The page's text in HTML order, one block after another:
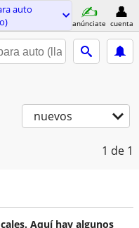
auto
anúnciate cuenta
nuevos
1 de 1
Aquí hay algunos